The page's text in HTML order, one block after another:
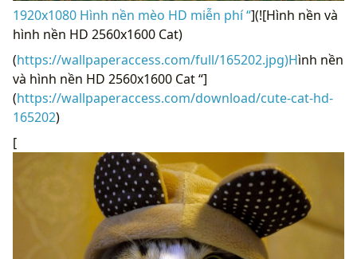
1920x1080 Hình nền mèo HD miễn phí “](![Hình nền và
hình nền HD 2560x1600 Cat)
(https://wallpaperaccess.com/full/165202.jpg)Hình nền
và hình nền HD 2560x1600 Cat “]
(https://wallpaperaccess.com/download/cute-cat-hd-
165202)
[